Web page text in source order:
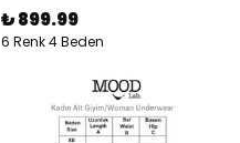
₺ 899.99
6 Renk 4 Beden